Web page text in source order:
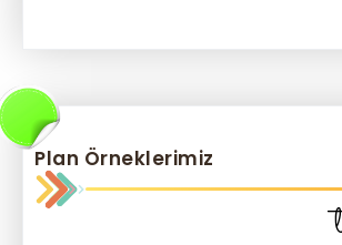
Plan Örneklerimiz